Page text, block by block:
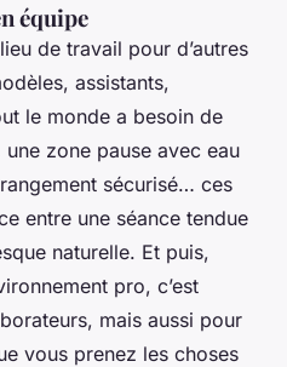
équipe
de travail pour d’autres
assistants,
le monde a besoin de
zone pause avec eau
sécurisé… ces
entre une séance tendue
naturelle. Et puis,
pro, c’est
mais aussi pour
vous prenez les choses